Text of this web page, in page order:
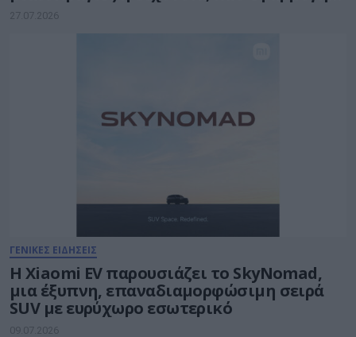
της Ευρωπαϊκής Πράξης για τις Ψηφιακές
27.07.2026
ΓΕΝΙΚΕΣ ΕΙΔΗΣΕΙΣ
Η Xiaomi EV παρουσιάζει το SkyNomad,
μια έξυπνη, επαναδιαμορφώσιμη σειρά
SUV με ευρύχωρο εσωτερικό
09.07.2026